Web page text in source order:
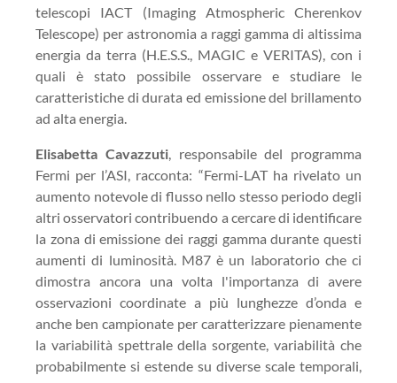
telescopi IACT (Imaging Atmospheric Cherenkov
Telescope) per astronomia a raggi gamma di altissima
energia da terra (H.E.S.S., MAGIC e VERITAS), con i
quali è stato possibile osservare e studiare le
caratteristiche di durata ed emissione del brillamento
ad alta energia.
Elisabetta Cavazzuti, responsabile del programma
Fermi per l’ASI, racconta: “Fermi-LAT ha rivelato un
aumento notevole di flusso nello stesso periodo degli
altri osservatori contribuendo a cercare di identificare
la zona di emissione dei raggi gamma durante questi
aumenti di luminosità. M87 è un laboratorio che ci
dimostra ancora una volta l'importanza di avere
osservazioni coordinate a più lunghezze d’onda e
anche ben campionate per caratterizzare pienamente
la variabilità spettrale della sorgente, variabilità che
probabilmente si estende su diverse scale temporali,